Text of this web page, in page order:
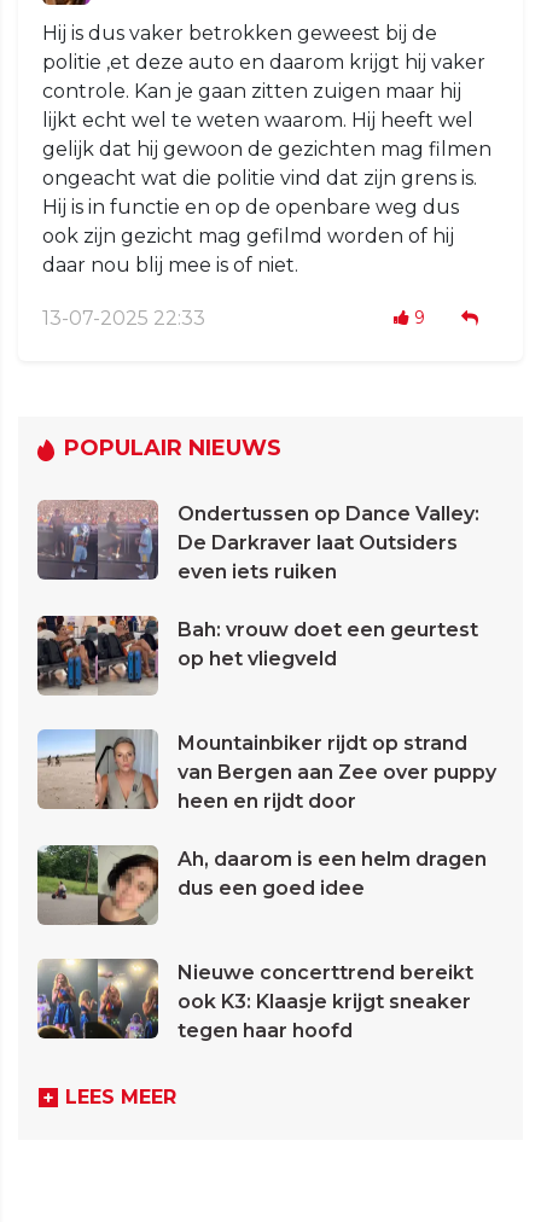
Hij is dus vaker betrokken geweest bij de
politie ,et deze auto en daarom krijgt hij vaker
controle. Kan je gaan zitten zuigen maar hij
lijkt echt wel te weten waarom. Hij heeft wel
gelijk dat hij gewoon de gezichten mag filmen
ongeacht wat die politie vind dat zijn grens is.
Hij is in functie en op de openbare weg dus
ook zijn gezicht mag gefilmd worden of hij
daar nou blij mee is of niet.
13-07-2025 22:33 9
POPULAIR NIEUWS
Ondertussen op Dance Valley:
De Darkraver laat Outsiders
even iets ruiken
Bah: vrouw doet een geurtest
op het vliegveld
Mountainbiker rijdt op strand
van Bergen aan Zee over puppy
heen en rijdt door
Ah, daarom is een helm dragen
dus een goed idee
Nieuwe concerttrend bereikt
ook K3: Klaasje krijgt sneaker
tegen haar hoofd
LEES MEER